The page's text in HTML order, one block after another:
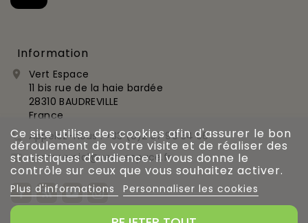
Information

Vert Espace
11 bis rue de la haie bardée
28310 BAUDREVILLE
France
 Appelez-nous :+33 (0)2 37 99 54 56
 commercial@vert-espace.fr
Ce site utilise des cookies afin d'assurer le bon
déroulement de votre visite et de réaliser des
statistiques d'audience. Il vous donne le
contrôle sur ceux que vous souhaitez activer.
Plus d'informations Personnaliser les cookies